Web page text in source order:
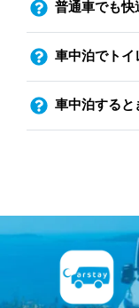
普通車でも快
車中泊でトイ
車中泊すると